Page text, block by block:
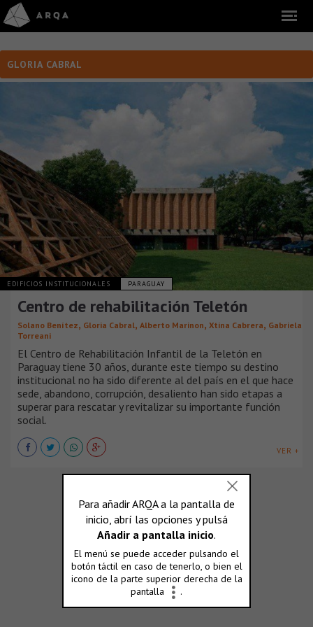
GLORIA CABRAL
EDIFICIOS INSTITUCIONALES PARAGUAY
Centro de rehabilitación Teletón
Solano Benítez, Gloria Cabral, Alberto Marinon, Xtina Cabrera, Gabriela
Torreani
El Centro de Rehabilitación Infantil de la Teletón en
Paraguay tiene 30 años, durante este tiempo su destino
institucional no ha sido diferente al del país en el que hace
sede, abandono, corrupción, desaliento han sido etapas a
superar para rescatar y revitalizar su importante función
social.
VER +